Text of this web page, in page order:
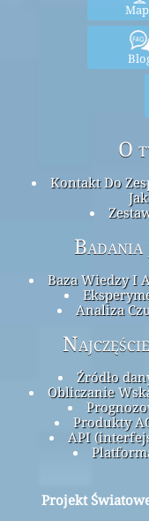
O
Kontakt Do
Baza Wiedzy I
Analiza
Źródło
Obliczanie
Produkty
API
Projekt